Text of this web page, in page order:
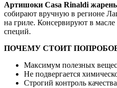
Артишоки Casa Rinaldi
собирают вручную в регионе
на гриле. Консервируют в
специй.
ПОЧЕМУ СТОИТ
Максимум полезных
Не подвергается
Строгий контроль